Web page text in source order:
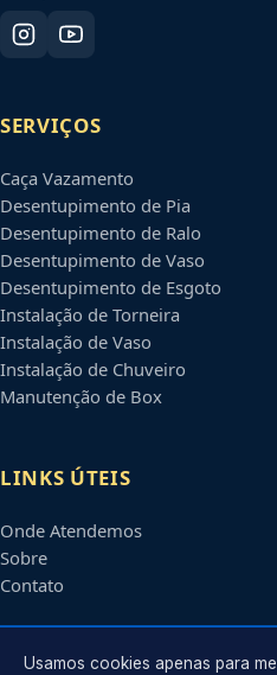
SERVIÇOS
Caça Vazamento
Desentupimento de Pia
Desentupimento de Ralo
Desentupimento de Vaso
Desentupimento de Esgoto
Instalação de Torneira
Instalação de Vaso
Instalação de Chuveiro
Manutenção de Box
LINKS ÚTEIS
Onde Atendemos
Sobre
Contato
CONTATO
Usamos cookies apenas para